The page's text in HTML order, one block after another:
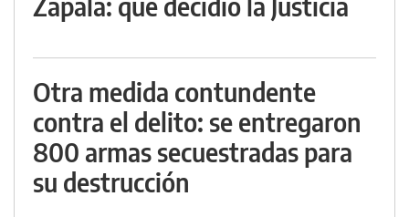
Otra medida contundente
contra el delito: se entregaron
800 armas secuestradas para
su destrucción